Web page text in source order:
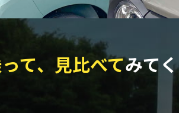
て、見比べてみて